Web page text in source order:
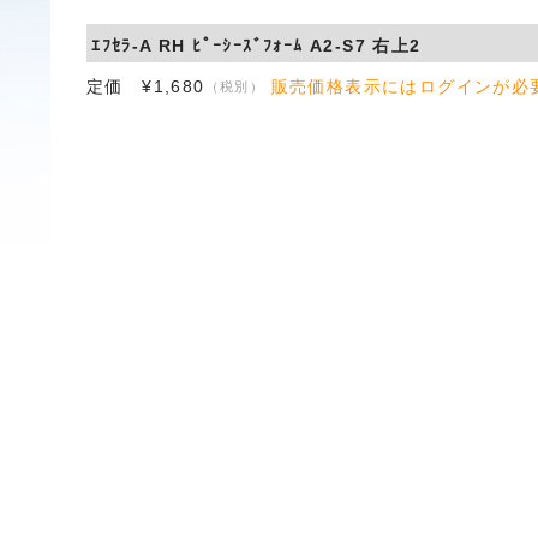
ｴﾌｾﾗ-A RH ﾋﾟｰｼｰｽﾞﾌｫｰﾑ A2-S7 右上2
定価 ¥1,680 （税別） 販売価格表示にはログインが必